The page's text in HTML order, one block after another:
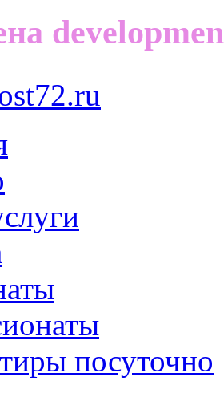
посуточно